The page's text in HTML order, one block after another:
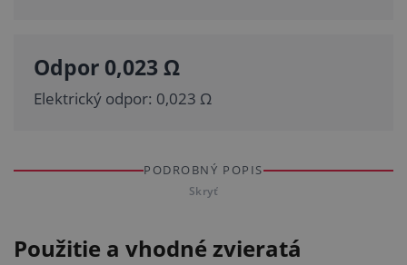
Odpor 0,023 Ω
Elektrický odpor: 0,023 Ω
PODROBNÝ POPIS
Skryť
Použitie a vhodné zvieratá